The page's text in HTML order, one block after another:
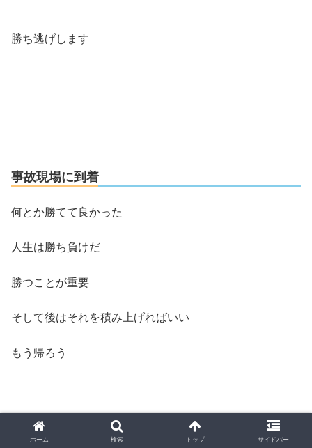
勝ち逃げします
事故現場に到着
何とか勝てて良かった
人生は勝ち負けだ
勝つことが重要
そして後はそれを積み上げればいい
もう帰ろう
ホーム 検索 トップ サイドバー